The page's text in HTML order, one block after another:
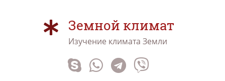
Земной климат
Изучение климата Земли